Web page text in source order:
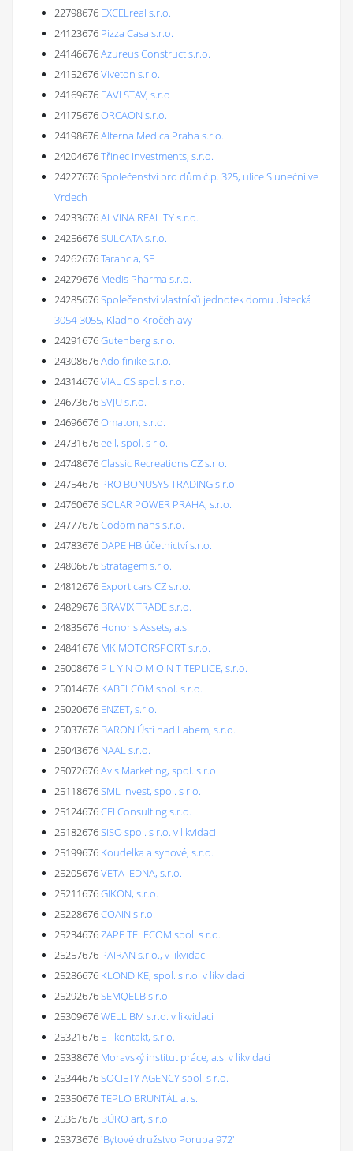
22798676 EXCELreal s.r.o.
24123676 Pizza Casa s.r.o.
24146676Azureus Construct s.r.o.
24152676Viveton s.r.o.
24169676 FAVI STAV, s.r.o
24175676ORCAON s.r.o.
24198676Alterna Medica Praha s.r.o.
24204676Třinec Investments, s.r.o.
24227676Společenství pro dům č.p. 325, ulice Sluneční ve
Vrdech
24233676ALVINA REALITY s.r.o.
24256676SULCATA s.r.o.
24262676Tarancia, SE
24279676 Medis Pharma s.r.o.
24285676Společenství vlastníků jednotek domu Ústecká
3054-3055, Kladno Kročehlavy
24291676Gutenberg s.r.o.
24308676Adolfinike s.r.o.
24314676VIAL CS spol. s r.o.
24673676SVJU s.r.o.
24696676Omaton, s.r.o.
24731676eell, spol. s r.o.
24748676Classic Recreations CZ s.r.o.
24754676 PRO BONUSYS TRADING s.r.o.
24760676SOLAR POWER PRAHA, s.r.o.
24777676Codominans s.r.o.
24783676 DAPE HB účetnictví s.r.o.
24806676Stratagem s.r.o.
24812676 Export cars CZ s.r.o.
24829676 BRAVIX TRADE s.r.o.
24835676 Honoris Assets, a.s.
24841676 MK MOTORSPORT s.r.o.
25008676 P L Y N O M O N T TEPLICE, s.r.o.
25014676 KABELCOM spol. s r.o.
25020676 ENZET, s.r.o.
25037676 BARON Ústí nad Labem, s.r.o.
25043676 NAAL s.r.o.
25072676Avis Marketing, spol. s r.o.
25118676SML Invest, spol. s r.o.
25124676CEI Consulting s.r.o.
25182676SISO spol. s r.o. v likvidaci
25199676 Koudelka a synové, s.r.o.
25205676VETA JEDNA, s.r.o.
25211676GIKON, s.r.o.
25228676COAIN s.r.o.
25234676ZAPE TELECOM spol. s r.o.
25257676 PAIRAN s.r.o., v likvidaci
25286676 KLONDIKE, spol. s r.o. v likvidaci
25292676SEMQELB s.r.o.
25309676WELL BM s.r.o. v likvidaci
25321676 E - kontakt, s.r.o.
25338676 Moravský institut práce, a.s. v likvidaci
25344676SOCIETY AGENCY spol. s r.o.
25350676TEPLO BRUNTÁL a. s.
25367676 BÜRO art, s.r.o.
25373676'Bytové družstvo Poruba 972'